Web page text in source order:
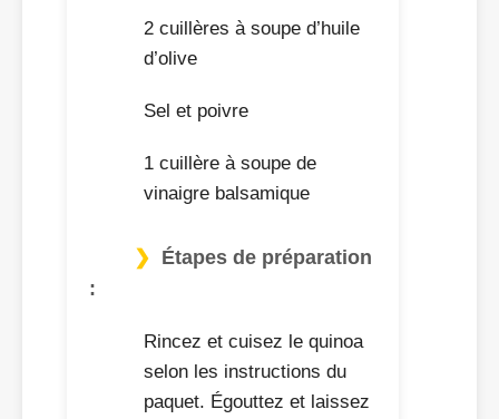
2 cuillères à soupe d’huile
d’olive
Sel et poivre
1 cuillère à soupe de
vinaigre balsamique
Étapes de préparation
:
Rincez et cuisez le quinoa
selon les instructions du
paquet. Égouttez et laissez